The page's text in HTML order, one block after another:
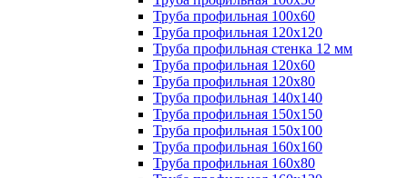
Труба профильная 100х60
Труба профильная 120х120
Труба профильная стенка 12 мм
Труба профильная 120х60
Труба профильная 120х80
Труба профильная 140х140
Труба профильная 150х150
Труба профильная 150х100
Труба профильная 160х160
Труба профильная 160х80